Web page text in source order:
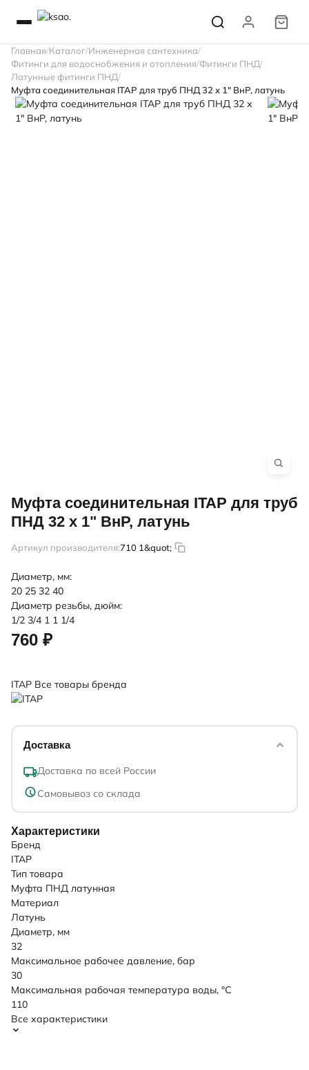
Главная Каталог Инженерная сантехника
Фитинги для водоснобжения и отопления Фитинги ПНД
Латунные фитинги ПНД
Муфта соединительная ITAP для труб ПНД 32 х 1" ВнР, латунь
Муфта соединительная ITAP для труб
ПНД 32 х 1" ВнР, латунь
Артикул производителя:710 1&quot;
Диаметр, мм:
20 25 32 40
Диаметр резьбы, дюйм:
1/2 3/4 1 1 1/4
760 ₽
ITAP Все товары бренда
Доставка
Доставка по всей России
Самовывоз со склада
Характеристики
Бренд
ITAP
Тип товара
Муфта ПНД латунная
Материал
Латунь
Диаметр, мм
32
Максимальное рабочее давление, бар
30
Максимальная рабочая температура воды, °C
110
Все характеристики